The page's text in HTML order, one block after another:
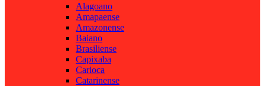
Alagoano
Amapaense
Amazonense
Baiano
Brasiliense
Capixaba
Carioca
Catarinense